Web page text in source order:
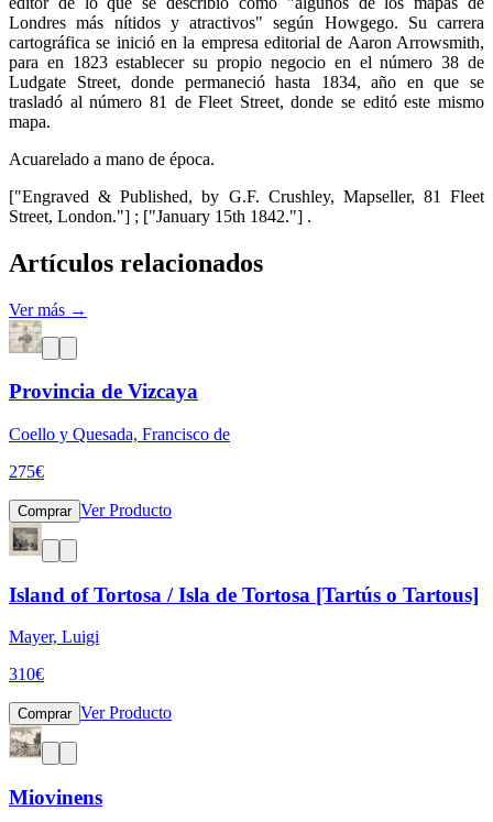
Londres más nítidos y atractivos" según Howgego. Su carrera
cartográfica se inició en la empresa editorial de Aaron Arrowsmith,
para en 1823 establecer su propio negocio en el número 38 de
Ludgate Street, donde permaneció hasta 1834, año en que se
trasladó al número 81 de Fleet Street, donde se editó este mismo
mapa.
Acuarelado a mano de época.
["Engraved & Published, by G.F. Crushley, Mapseller, 81 Fleet
Street, London."] ; ["January 15th 1842."] .
Artículos relacionados
Ver más →
Provincia de Vizcaya
Coello y Quesada, Francisco de
275€
Comprar Ver Producto
Island of Tortosa / Isla de Tortosa [Tartús o Tartous]
Mayer, Luigi
310€
Comprar Ver Producto
Miovinens